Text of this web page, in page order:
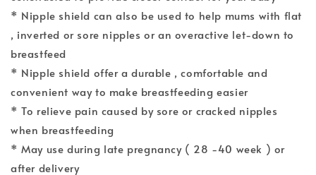
* Nipple shield can also be used to help mums with flat
, inverted or sore nipples or an overactive let-down to
breastfeed
* Nipple shield offer a durable , comfortable and
convenient way to make breastfeeding easier
* To relieve pain caused by sore or cracked nipples
when breastfeeding
* May use during late pregnancy ( 28 -40 week ) or
after delivery